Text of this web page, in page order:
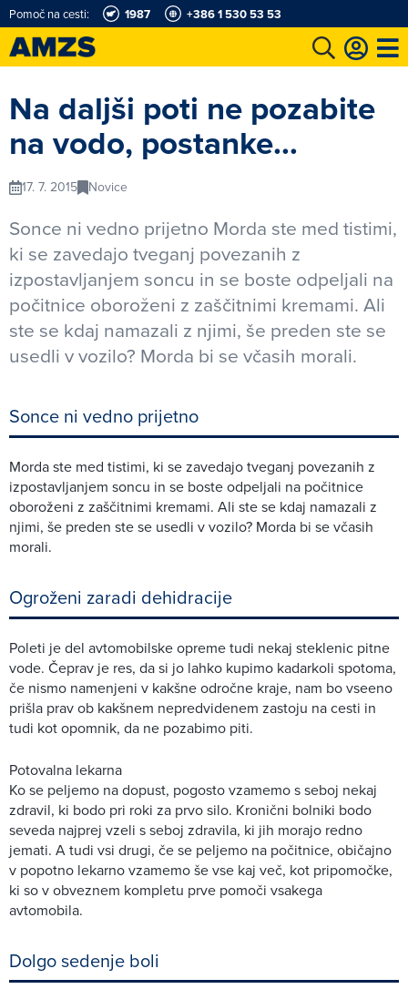
Pomoč na cesti: 1987 +386 1 530 53 53
Na daljši poti ne pozabite
na vodo, postanke…
17. 7. 2015 Novice
Sonce ni vedno prijetno Morda ste med tistimi,
ki se zavedajo tveganj povezanih z
izpostavljanjem soncu in se boste odpeljali na
počitnice oboroženi z zaščitnimi kremami. Ali
ste se kdaj namazali z njimi, še preden ste se
usedli v vozilo? Morda bi se včasih morali.
Sonce ni vedno prijetno
Morda ste med tistimi, ki se zavedajo tveganj povezanih z
izpostavljanjem soncu in se boste odpeljali na počitnice
oboroženi z zaščitnimi kremami. Ali ste se kdaj namazali z
njimi, še preden ste se usedli v vozilo? Morda bi se včasih
morali.
Ogroženi zaradi dehidracije
Poleti je del avtomobilske opreme tudi nekaj steklenic pitne
vode. Čeprav je res, da si jo lahko kupimo kadarkoli spotoma,
če nismo namenjeni v kakšne odročne kraje, nam bo vseeno
prišla prav ob kakšnem nepredvidenem zastoju na cesti in
tudi kot opomnik, da ne pozabimo piti.
Potovalna lekarna
Ko se peljemo na dopust, pogosto vzamemo s seboj nekaj
zdravil, ki bodo pri roki za prvo silo. Kronični bolniki bodo
seveda najprej vzeli s seboj zdravila, ki jih morajo redno
jemati. A tudi vsi drugi, če se peljemo na počitnice, običajno
v popotno lekarno vzamemo še vse kaj več, kot pripomočke,
ki so v obveznem kompletu prve pomoči vsakega
avtomobila.
Dolgo sedenje boli